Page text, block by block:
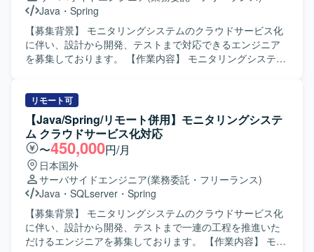
ことができます。既存システムの機能追加や改善を通じて
業務知識と技術力の両面を高めていただけます。 【開発環
境】 Java、Spring Boot、SQL、AWS、Gitなどを用いた
Webシステム開発環境になります。
Java ・ Spring
【募集背景】 モニタリングシステムのクラウドサービス化
に伴い、設計から開発、テストまで対応できるエンジニア
を募集しております。 【作業内容】 モニタリングシステム
施、プログラミング、単体テスト、結合・総合テスト、リ
リースおよび各種ドキュメント作成を行っていただきま
す。開発ではAI（Cloud Code）を活用して製造を実施いた
します。 【求める人物像】 主体的にコミュニケーションを
取りながら業務を推進できる方を求めております。 【ポジ
ションの魅力】 モニタリングシステムのクラウドサービス
化という上流工程からリリースまで一連の工程に携わるこ
とができ、設計からテストまで幅広い経験を積むことがで
きます。AI（Cloud Code）を活用した開発に関わること
で、新しい開発手法にも触れていただけます。 【開発環
境】 Java、Spring、SQL、AI（Cloud Code）などを用いた
リモート可
【Java/Spring/リモート併用】モニタリングシステ
ム クラウドサービス化対応
〜450,000円/月
日本国外
サーバサイドエンジニア(業務委託・フリーランス)
Java ・ SQLserver ・ Spring
【募集背景】 モニタリングシステムのクラウドサービス化
に伴い、設計から開発、テストまで一連の工程を推進いた
だけるエンジニアを募集しております。 【作業内容】 モニ